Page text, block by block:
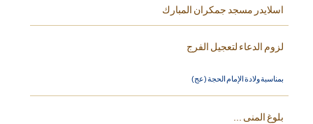
اسلايدر مسجد جمكران المبارك
لزوم الدعاء لتعجيل الفرج
بمناسبة ولادة الإمام الحجة (عج)
بلوغ المنى ...